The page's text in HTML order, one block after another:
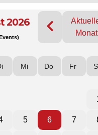
2026
Monat
Mi Do Fr
5 6 7